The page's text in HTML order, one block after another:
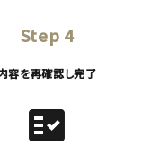
Step 4
容を再確認し完了
fact_check